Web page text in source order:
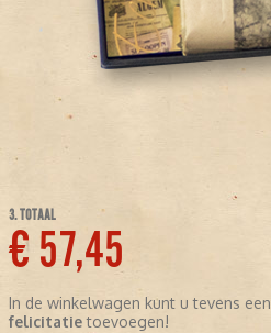
3. TOTAAL
€ 57,45
In de winkelwagen kunt u tevens een
felicitatietoevoegen!